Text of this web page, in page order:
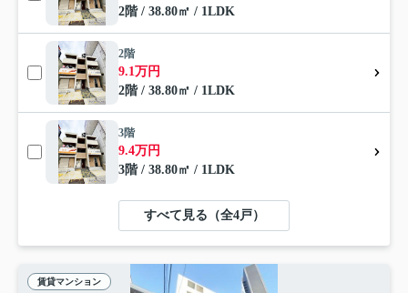
2階 / 38.80㎡ / 1LDK
2階
9.1万円
2階 / 38.80㎡ / 1LDK
3階
9.4万円
3階 / 38.80㎡ / 1LDK
すべて見る（全4戸）
賃貸マンション